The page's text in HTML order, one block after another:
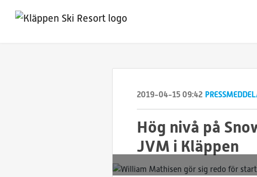
2019-04-15 09:42
Hög nivå på
JVM i Kläppen